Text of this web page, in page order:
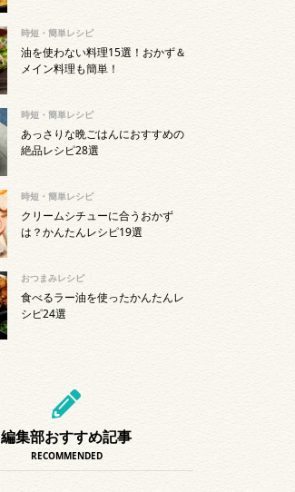
時短・簡単レシピ
油を使わない料理15選！おかず＆
メイン料理も簡単！
時短・簡単レシピ
あっさりな晩ごはんにおすすめの
絶品レシピ28選
時短・簡単レシピ
クリームシチューに合うおかず
は？かんたんレシピ19選
おつまみレシピ
食べるラー油を使ったかんたんレ
シピ24選
編集部おすすめ記事
RECOMMENDED